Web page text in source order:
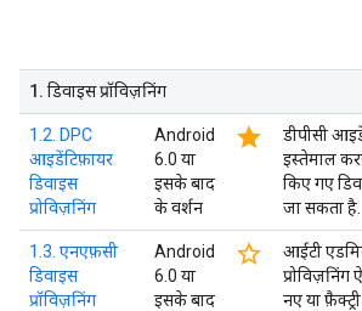
1 . डिवाइस प्रॉविज़निंग
1.2. DPC
आइडेंटिफ़ायर
डिवाइस
प्रोविज़निंग
Android
6.0 या
इसके बाद
के वर्शन
star
डीपीसी
इस्तेमाल
किए गए
जा सकता है.
1.3. एनएफ़सी
डिवाइस
प्रॉविज़निंग
Android
6.0 या
इसके बाद
star_border
आईटी
नए या